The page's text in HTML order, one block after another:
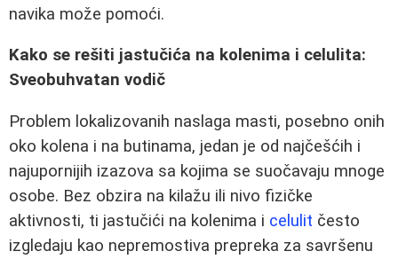
navika može pomoći.
Kako se rešiti jastučića na kolenima i celulita:
Sveobuhvatan vodič
Problem lokalizovanih naslaga masti, posebno onih
oko kolena i na butinama, jedan je od najčešćih i
najupornijih izazova sa kojima se suočavaju mnoge
osobe. Bez obzira na kilažu ili nivo fizičke
aktivnosti, ti jastučići na kolenima i celulit često
izgledaju kao nepremostiva prepreka za savršenu